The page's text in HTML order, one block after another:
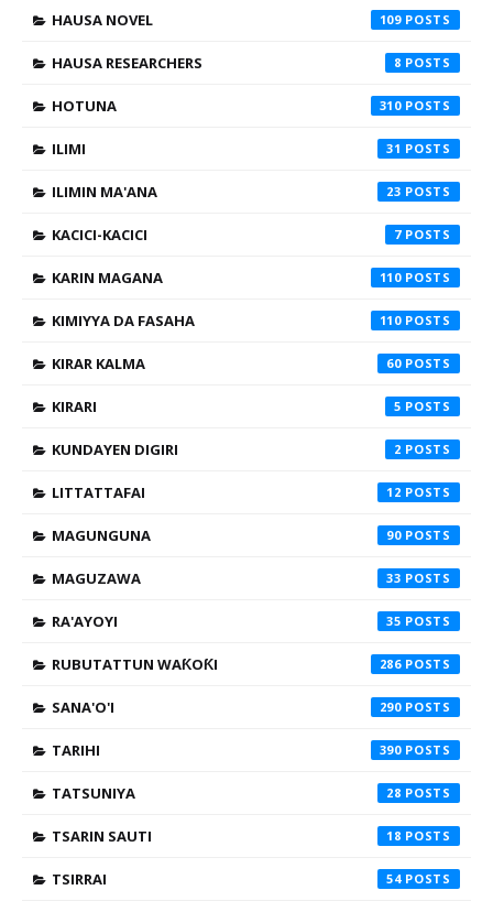
HAUSA NOVEL 109
HAUSA RESEARCHERS 8
HOTUNA 310
ILIMI 31
ILIMIN MA'ANA 23
KACICI-KACICI 7
KARIN MAGANA 110
KIMIYYA DA FASAHA 110
KIRAR KALMA 60
KIRARI 5
KUNDAYEN DIGIRI 2
LITTATTAFAI 12
MAGUNGUNA 90
MAGUZAWA 33
RA'AYOYI 35
RUBUTATTUN WAƘOƘI 286
SANA'O'I 290
TARIHI 390
TATSUNIYA 28
TSARIN SAUTI 18
TSIRRAI 54